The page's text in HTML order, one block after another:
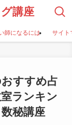
講座
師になるには サイト
おすすめ占
ランキン
秘講座